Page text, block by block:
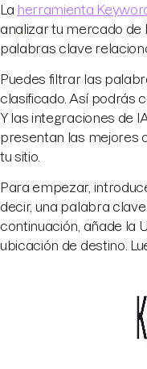
La herramienta
analizar tu mercado de
palabras clave
Puedes filtrar las
clasificado. Así podrás
Y las integraciones de
presentan las mejores
tu sitio.
Para empezar,
decir, una palabra
continuación, añade la
ubicación de destino.